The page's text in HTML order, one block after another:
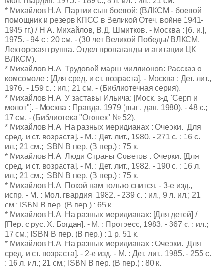
* Михайлов Н.А. Партии сын боевой: (ВЛКСМ - боевой
помощник и резерв КПСС в Великой Отеч. войне 1941-
1945 гг.) / Н.А. Михайлов, В.Д. Шмитков. - Москва : [б. и.],
1975. - 94 с.; 20 см. - (30 лет Великой Победы/ ВЛКСМ.
Лекторская группа. Отдел пропаганды и агитации ЦК
ВЛКСМ).
* Михайлов Н.А. Трудовой марш миллионов: Рассказ о
комсомоле : [Для сред. и ст. возраста]. - Москва : Дет. лит.,
1976. - 159 с. : ил.; 21 см. - (Библиотечная серия).
* Михайлов Н.А. У заставы Ильича: [Моск. з-д "Серп и
молот"]. - Москва : Правда, 1979 (вып. дан. 1980). - 48 с.;
17 см. - (Библиотека "Огонек" № 52).
* Михайлов Н.А. На разных меридианах : Очерки. [Для
сред. и ст. возраста]. - М. : Дет. лит., 1980. - 271 с. : 16 с.
ил.; 21 см.; ISBN В пер. (В пер.) : 75 к.
* Михайлов Н.А. Люди Страны Советов : Очерки. [Для
сред. и ст. возраста]. - М. : Дет. лит., 1982. - 190 с. : 16 л.
ил.; 21 см.; ISBN В пер. (В пер.) : 75 к.
* Михайлов Н.А. Покой нам только снится. - 3-е изд.,
испр. - М. : Мол. гвардия, 1982. - 239 с. : ил., 9 л. ил.; 21
см.; ISBN В пер. (В пер.) : 65 к.
* Михайлов Н.А. На разных меридианах: [Для детей] /
[Пер. с рус. Х. Богдан]. - М. : Прогресс, 1983. - 367 с. : ил.;
17 см.; ISBN В пер. (В пер.) : 1 р. 51 к.
* Михайлов Н.А. На разных меридианах : Очерки. [Для
сред. и ст. возраста]. - 2-е изд. - М. : Дет. лит., 1985. - 255 с.
: 16 л. ил.; 21 см.; ISBN В пер. (В пер.) : 80 к.